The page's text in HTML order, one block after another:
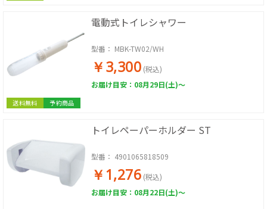
送料無料 予約商品
電動式トイレシャワー
型番： MBK-TW02/WH
￥3,300 (税込)
お届け目安：08月29日(土)～
トイレペーパーホルダー ST
型番： 4901065818509
￥1,276 (税込)
お届け目安：08月22日(土)～